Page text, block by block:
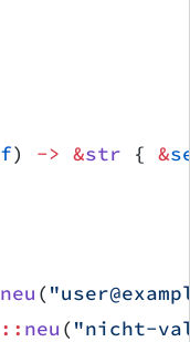
) -> &str { &
neu (
:: neu ( "nicht-